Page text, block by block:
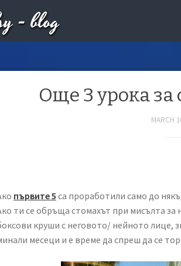
- blog
Още 3 урока за
MARCH
първите 5 са проработили само до
ти се обръща стомахът при мисълта за
круши с неговото/ нейното лице,
месеци и е време да спреш да се